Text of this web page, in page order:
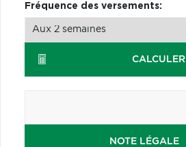
Fréquence des versements:
CALCULER
NOTE LÉGALE